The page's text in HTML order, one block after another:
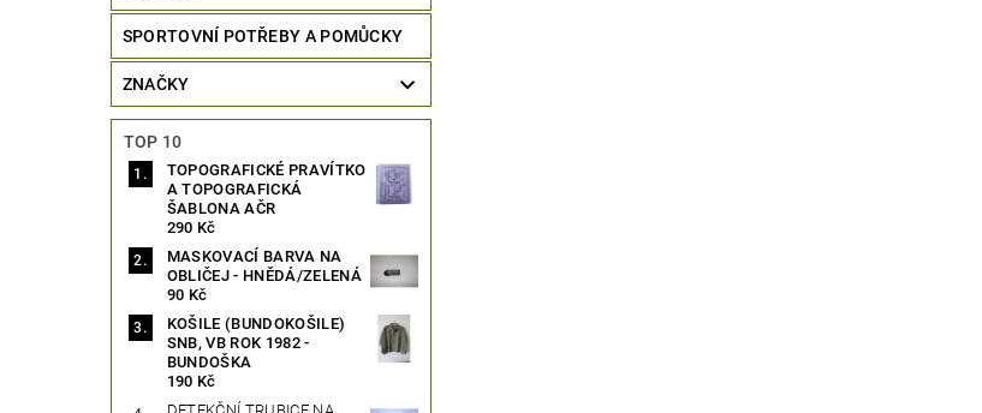
SPORTOVNÍ POTŘEBY A POMŮCKY
ZNAČKY
TOP 10
TOPOGRAFICKÉ PRAVÍTKO
A TOPOGRAFICKÁ
ŠABLONA AČR
290 Kč
MASKOVACÍ BARVA NA
OBLIČEJ - HNĚDÁ/ZELENÁ
90 Kč
KOŠILE (BUNDOKOŠILE)
SNB, VB ROK 1982 -
BUNDOŠKA
190 Kč